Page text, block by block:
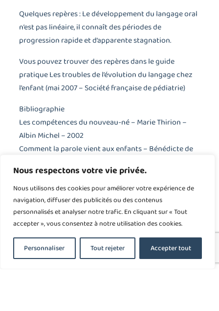
Nous respectons votre vie privée.
Nous utilisons des cookies pour améliorer votre expérience de
navigation, diffuser des publicités ou des contenus
personnalisés et analyser notre trafic. En cliquant sur « Tout
accepter », vous consentez à notre utilisation des cookies.
Personnaliser Tout rejeter Accepter tout
Quelques repères : Le développement du langage oral
n’est pas linéaire, il connaît des périodes de
progression rapide et d’apparente stagnation.
Vous pouvez trouver des repères dans le guide
pratique Les troubles de l’évolution du langage chez
l’enfant (mai 2007 – Société française de pédiatrie)
Bibliographie
Les compétences du nouveau-né – Marie Thirion –
Albin Michel – 2002
Comment la parole vient aux enfants – Bénédicte de
Tout est langage – Françoise Dolto – Ed. le livre de
Poche – 1989
Contact
Mon LIvre